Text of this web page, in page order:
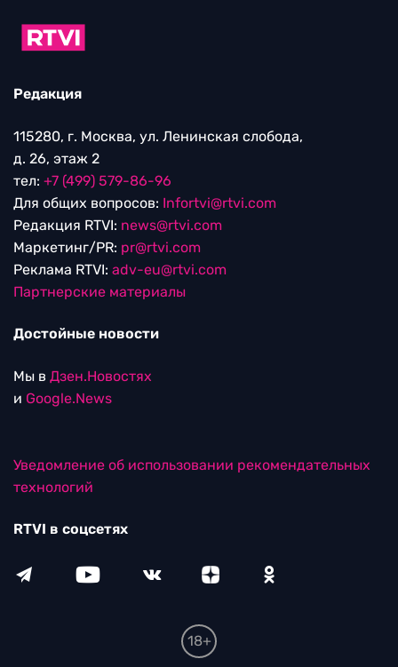
Редакция
115280, г. Москва, ул. Ленинская слобода,
д. 26, этаж 2
тел: +7 (499) 579-86-96
Для общих вопросов: Infortvi@rtvi.com
Редакция RTVI: news@rtvi.com
Маркетинг/PR: pr@rtvi.com
Реклама RTVI: adv-eu@rtvi.com
Партнерские материалы
Достойные новости
Мы в Дзен.Новостях
и Google.News
Уведомление об использовании рекомендательных
технологий
RTVI в соцсетях
18+